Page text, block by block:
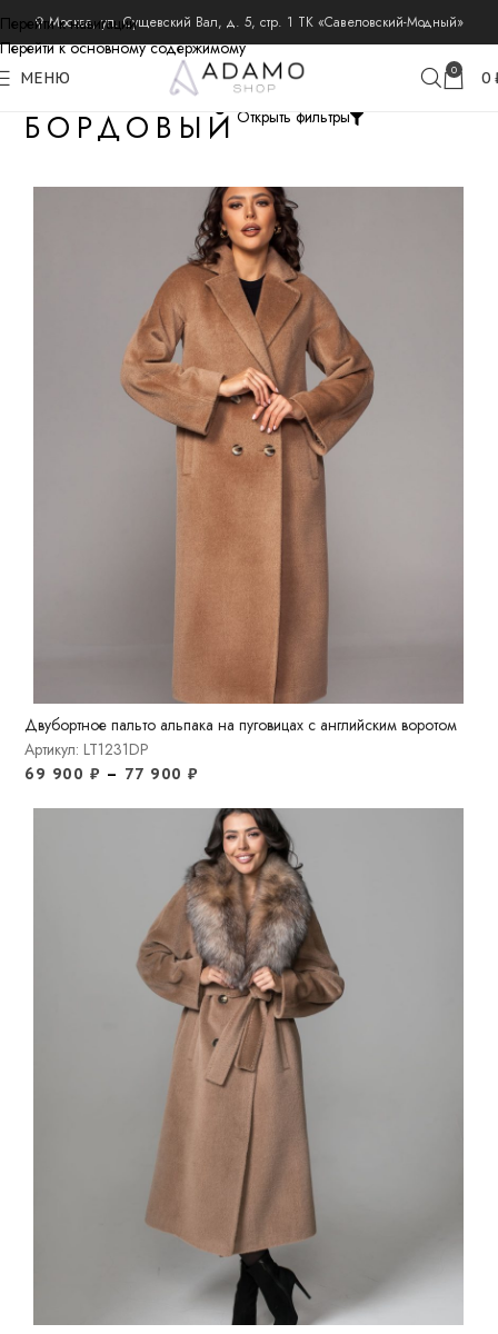
Перейти к навигации
Перейти к основному содержимому
⚲ Москва, ул. Сущевский Вал, д. 5, стр. 1 ТК «Савеловский-Модный»
МЕНЮ 0 0
БОРДОВЫЙОткрыть фильтры
Двубортное пальто альпака на пуговицах с английским воротом
Артикул: LT1231DP
69 900 ₽ – 77 900₽